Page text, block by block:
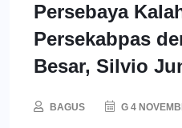
Persebaya
Persekabpas
Besar, Silvio
BAGUS G 4